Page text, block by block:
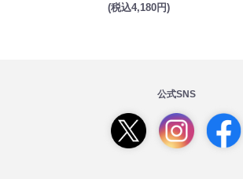
(税込4,180円)
公式SNS